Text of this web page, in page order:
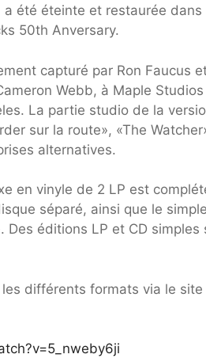
été éteinte et restaurée
50th Anversary.
capturé par Ron Faucus
Webb, à Maple
La partie studio de la
sur la route», «The
alternatives.
en vinyle de 2 LP est
séparé, ainsi que le
Des éditions LP et CD
différents formats via le